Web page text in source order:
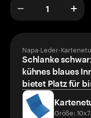
Napa-Leder-
Schlanke
kühnes blaues
bietet Platz für
Größe: